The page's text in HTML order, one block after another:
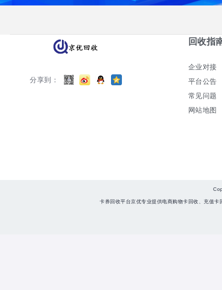
分享到：
回收指
企业对接
平台公告
常见问题
网站地图
卡券回收平台京优专业提供电商购物卡回收、充值